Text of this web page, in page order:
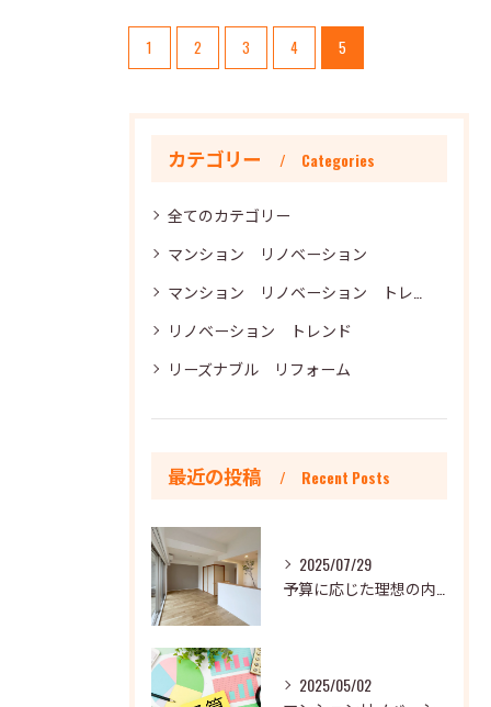
1 2 3 4 5
カテゴリー Categories
全てのカテゴリー
マンション リノベーション
マンション リノベーション トレンド
リノベーション トレンド
リーズナブル リフォーム
最近の投稿 Recent Posts
2025/07/29
2025/05/02